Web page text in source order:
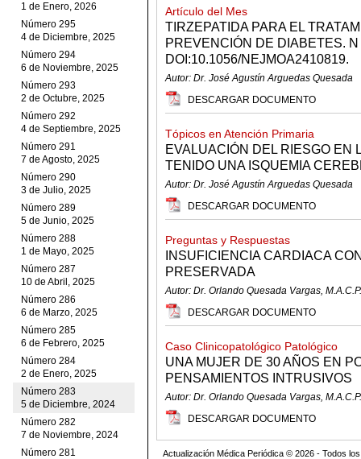
1 de Enero, 2026
Número 295
4 de Diciembre, 2025
Número 294
6 de Noviembre, 2025
Número 293
2 de Octubre, 2025
Número 292
4 de Septiembre, 2025
Número 291
7 de Agosto, 2025
Número 290
3 de Julio, 2025
Número 289
5 de Junio, 2025
Número 288
1 de Mayo, 2025
Número 287
10 de Abril, 2025
Número 286
6 de Marzo, 2025
Número 285
6 de Febrero, 2025
Número 284
2 de Enero, 2025
Número 283
5 de Diciembre, 2024
Número 282
7 de Noviembre, 2024
Número 281
Artículo del Mes
TIRZEPATIDA PARA EL
PREVENCIÓN DE DIABETES.
DOI:10.1056/NEJMOA2410819.
Autor: Dr. José Agustín Arguedas Quesada
DESCARGAR DOCUMENTO
Tópicos en Atención Primaria
EVALUACIÓN DEL RIESGO EN
TENIDO UNA ISQUEMIA
Autor: Dr. José Agustín Arguedas Quesada
DESCARGAR DOCUMENTO
Preguntas y Respuestas
INSUFICIENCIA CARDIACA
PRESERVADA
Autor: Dr. Orlando Quesada Vargas, M.A.C.P.
DESCARGAR DOCUMENTO
Caso Clinicopatológico Patológico
UNA MUJER DE 30 AÑOS EN
PENSAMIENTOS INTRUSIVOS
Autor: Dr. Orlando Quesada Vargas, M.A.C.P.
DESCARGAR DOCUMENTO
Actualización Médica Periódica © 2026 - Todos